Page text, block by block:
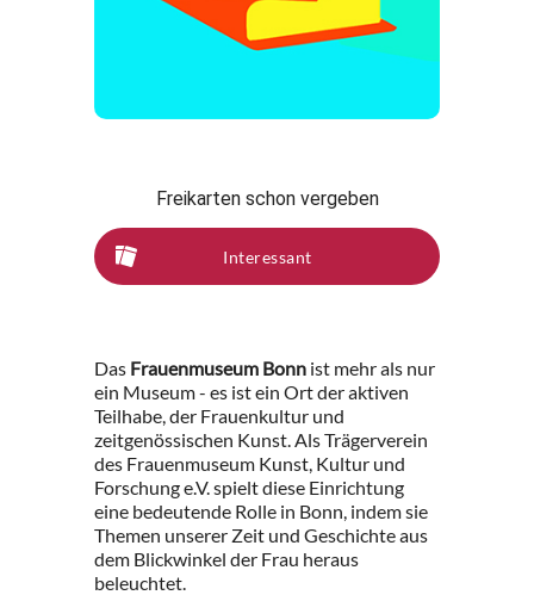
Freikarten schon vergeben
Interessant
Das Frauenmuseum Bonn ist mehr als nur
ein Museum - es ist ein Ort der aktiven
Teilhabe, der Frauenkultur und
zeitgenössischen Kunst. Als Trägerverein
des Frauenmuseum Kunst, Kultur und
Forschung e.V. spielt diese Einrichtung
eine bedeutende Rolle in Bonn, indem sie
Themen unserer Zeit und Geschichte aus
dem Blickwinkel der Frau heraus
beleuchtet.